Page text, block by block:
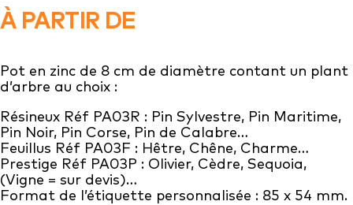
À PARTIR DE
Pot en zinc de 8 cm de diamètre contant un plant
d’arbre au choix :
Résineux Réf PA03R : Pin Sylvestre, Pin Maritime,
Pin Noir, Pin Corse, Pin de Calabre…
Feuillus Réf PA03F : Hêtre, Chêne, Charme…
Prestige Réf PA03P : Olivier, Cèdre, Sequoia,
(Vigne = sur devis)…
Format de l’étiquette personnalisée : 85 x 54 mm.